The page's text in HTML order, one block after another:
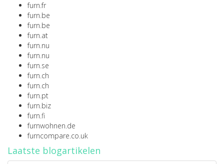
furn.fr
furn.be
furn.be
furn.at
furn.nu
furn.nu
furn.se
furn.ch
furn.ch
furn.pt
furn.biz
furn.fi
furnwohnen.de
furncompare.co.uk
Laatste blogartikelen